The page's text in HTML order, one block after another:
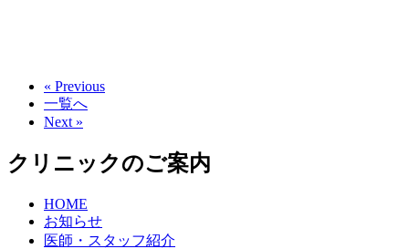
« Previous
一覧へ
Next »
クリニックのご案内
HOME
お知らせ
医師・スタッフ紹介